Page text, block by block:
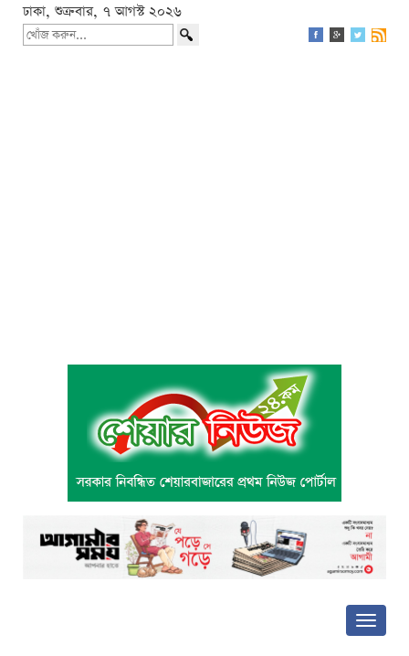
ঢাকা, শুক্রবার, ৭ আগস্ট ২০২৬